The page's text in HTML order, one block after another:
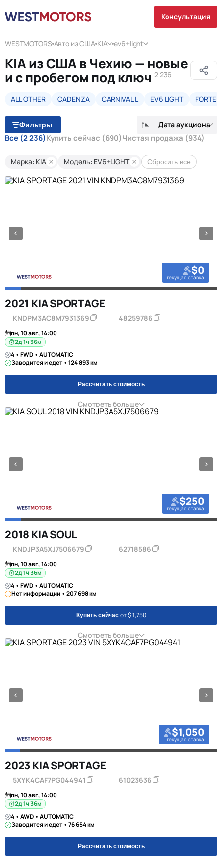
Консультация
WESTMOTORS Авто из США KIA ev6+light
KIA из США в Чехию — новые
и с пробегом под ключ 2 236
ALL OTHER CADENZA CARNIVAL L EV6 LIGHT FORTE
Фильтры Дата аукциона
Все (2 236)Купить сейчас (690)Чистая продажа (934)
Марка: KIA Модель: EV6+LIGHT Сбросить все
$0
текущая ставка
2021 KIA SPORTAGE
KNDPM3AC8M7931369 48259786
пн, 10 авг, 14:00
2д 1ч 36м
4 • FWD • AUTOMATIC
Заводится и едет • 124 893 км
Рассчитать стоимость
Смотреть больше
$250
текущая ставка
2018 KIA SOUL
KNDJP3A5XJ7506679 62718586
пн, 10 авг, 14:00
2д 1ч 36м
4 • FWD • AUTOMATIC
Нет информации • 207 698 км
Купить сейчас от $ 1,750
Смотреть больше
$1,050
текущая ставка
2023 KIA SPORTAGE
5XYK4CAF7PG044941 61023636
пн, 10 авг, 14:00
2д 1ч 36м
4 • AWD • AUTOMATIC
Заводится и едет • 76 654 км
Рассчитать стоимость